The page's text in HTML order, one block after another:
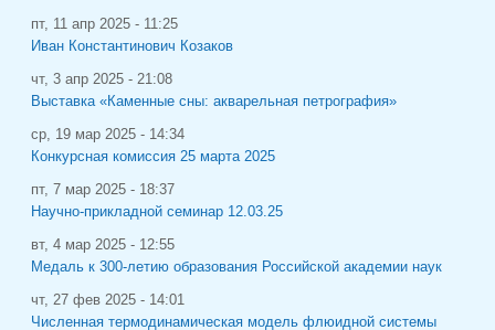
пт, 11 апр 2025 - 11:25
Иван Константинович Козаков
чт, 3 апр 2025 - 21:08
Выставка «Каменные сны: акварельная петрография»
ср, 19 мар 2025 - 14:34
Конкурсная комиссия 25 марта 2025
пт, 7 мар 2025 - 18:37
Научно-прикладной семинар 12.03.25
вт, 4 мар 2025 - 12:55
Медаль к 300-летию образования Российской академии наук
чт, 27 фев 2025 - 14:01
Численная термодинамическая модель флюидной системы